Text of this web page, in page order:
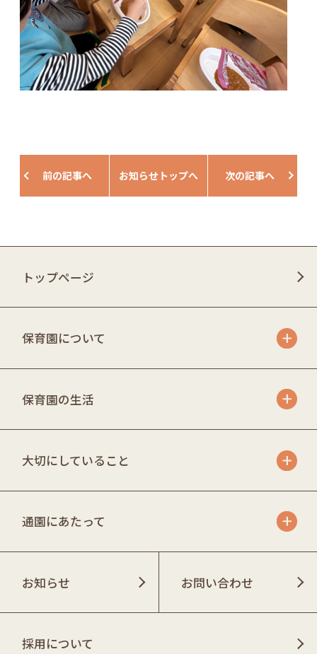
前の記事へ お知らせトップへ 次の記事へ
トップページ
保育園について
保育園の生活
大切にしていること
通園にあたって
お知らせ お問い合わせ
採用について